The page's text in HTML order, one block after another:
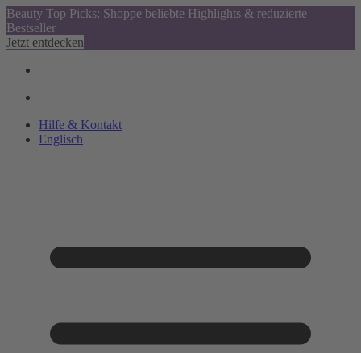
Beauty Top Picks: Shoppe beliebte Highlights & reduzierte
Bestseller
Jetzt entdecken
Hilfe & Kontakt
Englisch